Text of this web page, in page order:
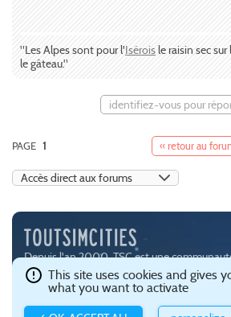
"Les Alpes sont pour l'Iséroisle raisin sec
le gâteau."
identifiez-vous pour
« retour au
PAGE 1
Depuis l'an 2000, TSC est une
passionnée par les jeux de simulation
SimCity (EA) et Cities:Skylines (Paradox
Ce site est hébergé avec brio parGandi.
This site uses cookies and gives
what you want to activate